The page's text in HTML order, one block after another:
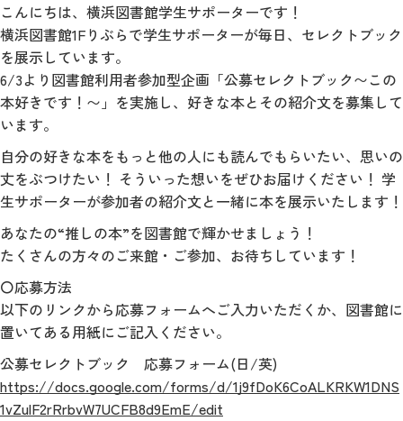
こんにちは、横浜図書館学生サポーターです！
横浜図書館1Fりぶらで学生サポーターが毎日、セレクトブック
を展示しています。
6/3より図書館利用者参加型企画「公募セレクトブック〜この
本好きです！〜」を実施し、好きな本とその紹介文を募集して
います。
自分の好きな本をもっと他の人にも読んでもらいたい、思いの
丈をぶつけたい！ そういった想いをぜひお届けください！ 学
生サポーターが参加者の紹介文と一緒に本を展示いたします！
あなたの“推しの本”を図書館で輝かせましょう！
たくさんの方々のご来館・ご参加、お待ちしています！
〇応募方法
以下のリンクから応募フォームへご入力いただくか、図書館に
置いてある用紙にご記入ください。
公募セレクトブック 応募フォーム(日/英)
https://docs.google.com/forms/d/1j9fDoK6CoALKRKW1DNS
1vZulF2rRrbvW7UCFB8d9EmE/edit